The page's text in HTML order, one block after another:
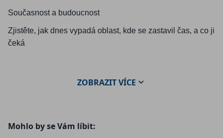
Současnost a budoucnost
Zjistěte, jak dnes vypadá oblast, kde se zastavil čas, a co ji
čeká
ZOBRAZITVÍCE
Mohlo by se Vám líbit: